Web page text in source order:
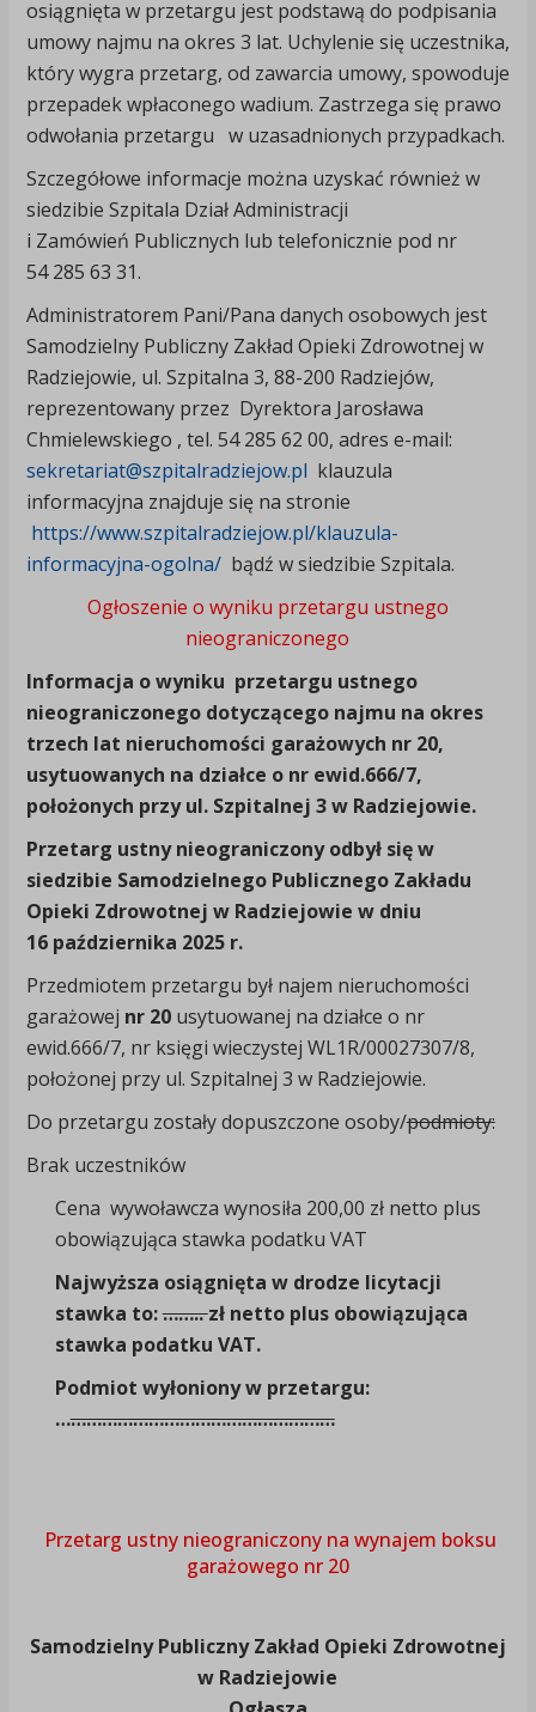
osiągnięta w przetargu jest podstawą do podpisania
umowy najmu na okres 3 lat. Uchylenie się uczestnika,
który wygra przetarg, od zawarcia umowy, spowoduje
przepadek wpłaconego wadium. Zastrzega się prawo
odwołania przetargu w uzasadnionych przypadkach.
Szczegółowe informacje można uzyskać również w
siedzibie Szpitala Dział Administracji
i Zamówień Publicznych lub telefonicznie pod nr
54 285 63 31.
Administratorem Pani/Pana danych osobowych jest
Samodzielny Publiczny Zakład Opieki Zdrowotnej w
Radziejowie, ul. Szpitalna 3, 88-200 Radziejów,
reprezentowany przez Dyrektora Jarosława
Chmielewskiego , tel. 54 285 62 00, adres e-mail:
sekretariat@szpitalradziejow.pl klauzula
informacyjna znajduje się na stronie
https://www.szpitalradziejow.pl/klauzula-
informacyjna-ogolna/ bądź w siedzibie Szpitala.
Ogłoszenie o wyniku przetargu ustnego
nieograniczonego
Informacja o wyniku przetargu ustnego
nieograniczonego dotyczącego najmu na okres
trzech lat nieruchomości garażowych nr 20,
usytuowanych na działce o nr ewid.666/7,
położonych przy ul. Szpitalnej 3 w Radziejowie.
Przetarg ustny nieograniczony odbył się w
siedzibie Samodzielnego Publicznego Zakładu
Opieki Zdrowotnej w Radziejowie w dniu
16 października 2025 r.
Przedmiotem przetargu był najem nieruchomości
garażowej nr 20 usytuowanej na działce o nr
ewid.666/7, nr księgi wieczystej WL1R/00027307/8,
położonej przy ul. Szpitalnej 3 w Radziejowie.
Do przetargu zostały dopuszczone osoby/podmioty:
Brak uczestników
Cena wywoławcza wynosiła 200,00 zł netto plus
obowiązująca stawka podatku VAT
Najwyższa osiągnięta w drodze licytacji
stawka to:……..zł netto plus obowiązująca
stawka podatku VAT.
Podmiot wyłoniony w przetargu:
………………………………………………
Przetarg ustny nieograniczony na wynajem boksu
garażowego nr 20
Samodzielny Publiczny Zakład Opieki Zdrowotnej
w Radziejowie